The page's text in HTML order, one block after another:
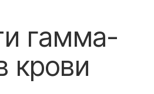
гамма-
крови